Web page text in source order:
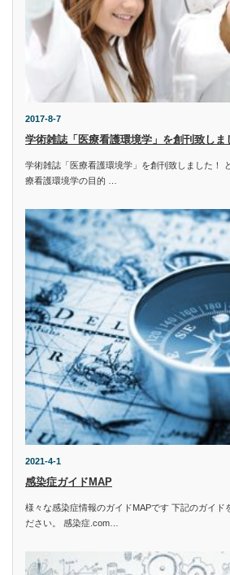
2017-8-7
学術雑誌「医療看護環境学」を創刊致しま
学術雑誌「医療看護環境学」を創刊致しました！
療看護環境学の目的 …
2021-4-1
感染症ガイドMAP
様々な感染症情報のガイドMAPです 下記のガイド
ださい。 感染症.com…